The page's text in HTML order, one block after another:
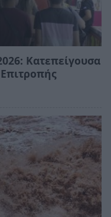
Κατεπείγουσα